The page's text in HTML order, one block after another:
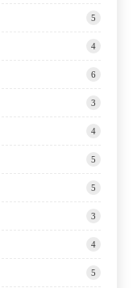
5
4
6
3
4
5
5
3
4
5